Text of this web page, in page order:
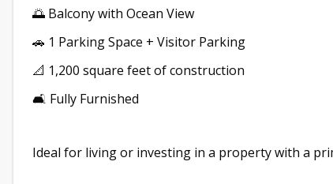
🌅 Balcony with Ocean View
🚗 1 Parking Space + Visitor Parking
📐 1,200 square feet of construction
🛋 Fully Furnished
Ideal for living or investing in a property with a